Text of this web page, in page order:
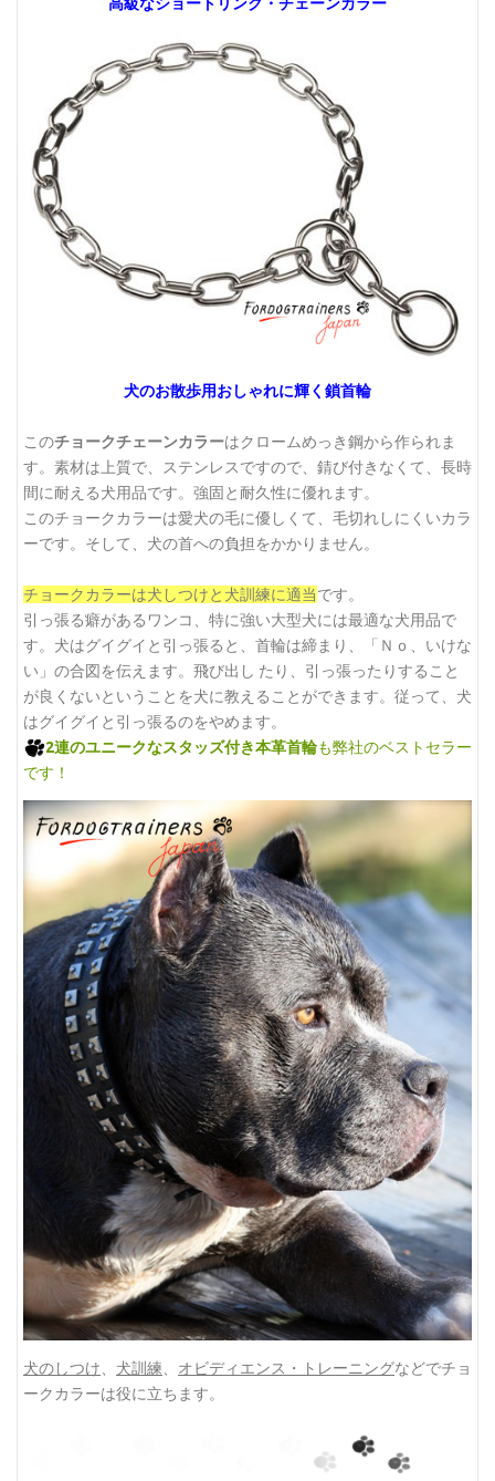
犬のお散歩用おしゃれに輝く鎖首輪
このチョークチェーンカラーはクロームめっき鋼から作られま
す。素材は上質で、ステンレスですので、錆び付きなくて、長時
間に耐える犬用品です。強固と耐久性に優れます。
このチョークカラーは愛犬の毛に優しくて、毛切れしにくいカラ
ーです。そして、犬の首への負担をかかりません。
チョークカラーは犬しつけと犬訓練に適当です。
引っ張る癖があるワンコ、特に強い大型犬には最適な犬用品で
す。犬はグイグイと引っ張ると、首輪は締まり、「Ｎｏ、いけな
い」の合図を伝えます。飛び出し たり、引っ張ったりすること
が良くないということを犬に教えることができます。従って、犬
はグイグイと引っ張るのをやめます。
2連のユニークなスタッズ付き本革首輪も弊社のベストセラー
です！
犬のしつけ 犬訓練 オビディエンス・トレーニングなどでチョ
ークカラーは役に立ちます。